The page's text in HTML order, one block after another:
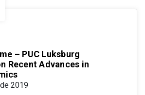
– PUC Luksburg
Recent Advances in
2019